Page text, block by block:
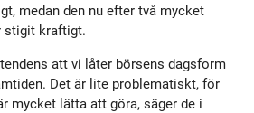
medan den nu efter två mycket
stigit kraftigt.
att vi låter börsens dagsform
Det är lite problematiskt, för
mycket lätta att göra, säger de i